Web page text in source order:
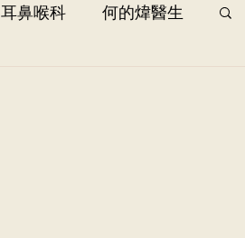
耳鼻喉科 何的煒醫生